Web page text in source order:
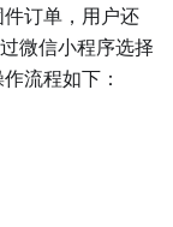
订单，用户还
微信小程序选择
流程如下：